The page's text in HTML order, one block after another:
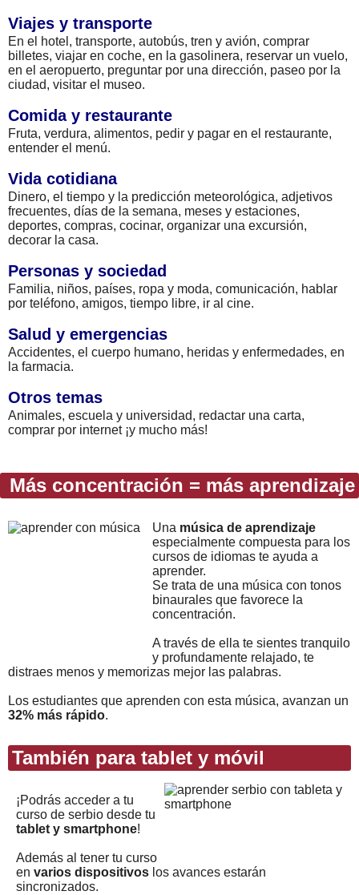
Viajes y transporte
En el hotel, transporte, autobús, tren y avión, comprar
billetes, viajar en coche, en la gasolinera, reservar un vuelo,
en el aeropuerto, preguntar por una dirección, paseo por la
ciudad, visitar el museo.
Comida y restaurante
Fruta, verdura, alimentos, pedir y pagar en el restaurante,
entender el menú.
Vida cotidiana
Dinero, el tiempo y la predicción meteorológica, adjetivos
frecuentes, días de la semana, meses y estaciones,
deportes, compras, cocinar, organizar una excursión,
decorar la casa.
Personas y sociedad
Familia, niños, países, ropa y moda, comunicación, hablar
por teléfono, amigos, tiempo libre, ir al cine.
Salud y emergencias
Accidentes, el cuerpo humano, heridas y enfermedades, en
la farmacia.
Otros temas
Animales, escuela y universidad, redactar una carta,
comprar por internet ¡y mucho más!
Más concentración = más aprendizaje
Una música de aprendizaje
especialmente compuesta para los
cursos de idiomas te ayuda a
aprender.
Se trata de una música con tonos
binaurales que favorece la
concentración.
A través de ella te sientes tranquilo
y profundamente relajado, te
distraes menos y memorizas mejor las palabras.
Los estudiantes que aprenden con esta música, avanzan un
32% más rápido.
También para tablet y móvil
¡Podrás acceder a tu
curso de serbio desde tu
tablet y smartphone!
Además al tener tu curso
en varios dispositivos los avances estarán
sincronizados.